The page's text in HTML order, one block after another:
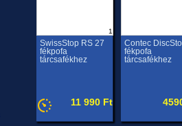
1
SwissStop RS 27
fékpofa
tárcsafékhez
11 990 Ft
Contec
fékpofa
tárcsafékhez